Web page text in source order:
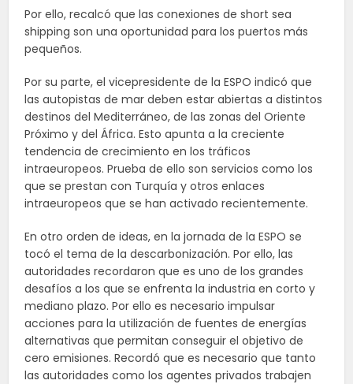
Por ello, recalcó que las conexiones de short sea
shipping son una oportunidad para los puertos más
pequeños.
Por su parte, el vicepresidente de la ESPO indicó que
las autopistas de mar deben estar abiertas a distintos
destinos del Mediterráneo, de las zonas del Oriente
Próximo y del África. Esto apunta a la creciente
tendencia de crecimiento en los tráficos
intraeuropeos. Prueba de ello son servicios como los
que se prestan con Turquía y otros enlaces
intraeuropeos que se han activado recientemente.
En otro orden de ideas, en la jornada de la ESPO se
tocó el tema de la descarbonización. Por ello, las
autoridades recordaron que es uno de los grandes
desafíos a los que se enfrenta la industria en corto y
mediano plazo. Por ello es necesario impulsar
acciones para la utilización de fuentes de energías
alternativas que permitan conseguir el objetivo de
cero emisiones. Recordó que es necesario que tanto
las autoridades como los agentes privados trabajen